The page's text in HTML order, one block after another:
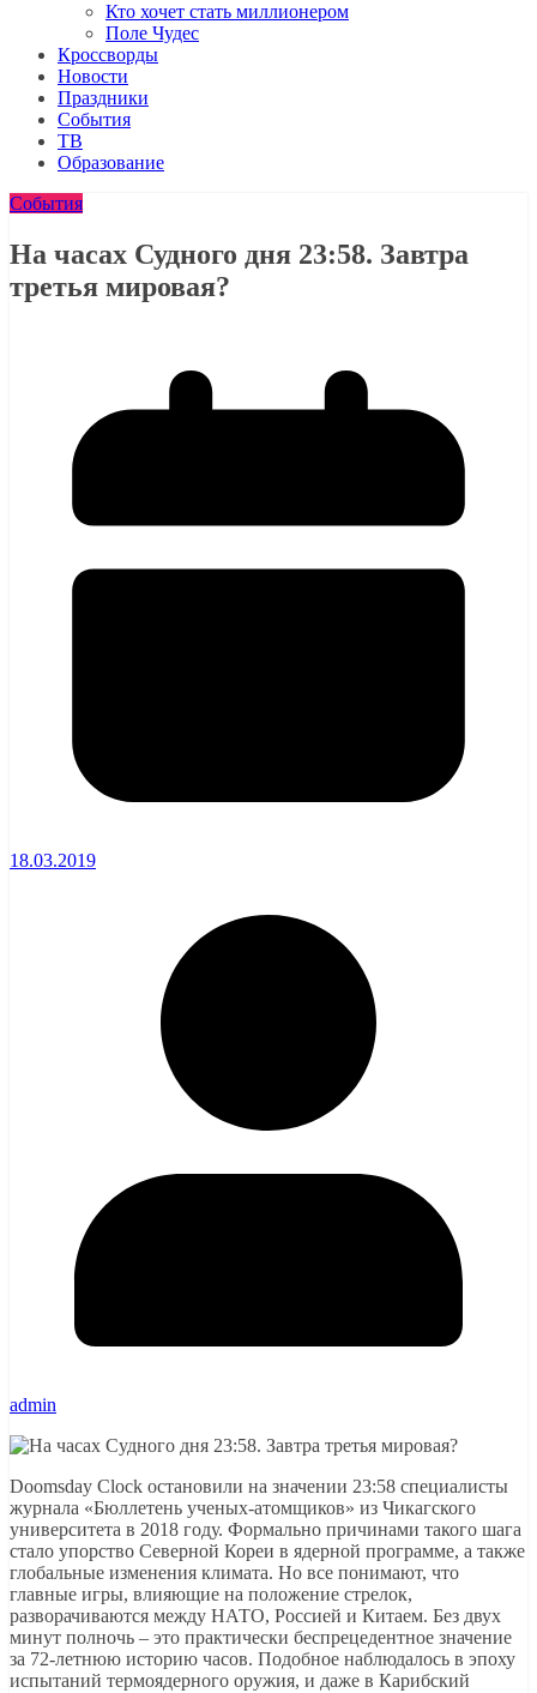
Кто хочет стать миллионером
Поле Чудес
Кроссворды
Новости
Праздники
События
ТВ
Образование
События
На часах Судного дня 23:58. Завтра
третья мировая?
18.03.2019
admin
Doomsday Clock остановили на значении 23:58 специалисты
журнала «Бюллетень ученых-атомщиков» из Чикагского
университета в 2018 году. Формально причинами такого шага
стало упорство Северной Кореи в ядерной программе, а также
глобальные изменения климата. Но все понимают, что
главные игры, влияющие на положение стрелок,
разворачиваются между НАТО, Россией и Китаем. Без двух
минут полночь – это практически беспрецедентное значение
за 72-летнюю историю часов. Подобное наблюдалось в эпоху
испытаний термоядерного оружия, и даже в Карибский